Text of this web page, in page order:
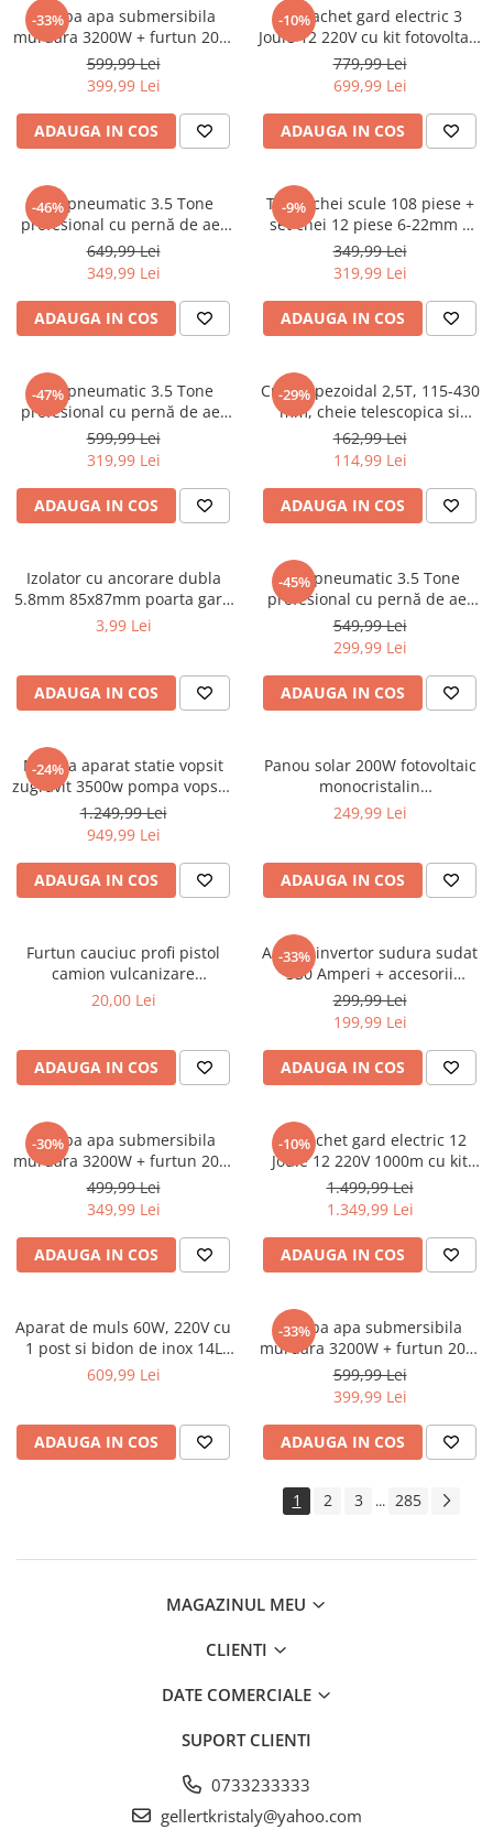
Polizoare
De banc
Polizor mini
Pompe
Prelungitoare curent
Redresoare/robot pornire/starter
Strung lemn electric
Accesorii / consumabile sudura
Aparat taiat cu plasma
Aparate sudura
Sursa lumina
Vibrator beton
Scule Atelier Auto
Accesorii / consumabile atelier
Ambreiaj
vulcanizare
Aparat sablat curatat
Blocaj distributie
Biti hex/torx/spline
Chei combinate/inelare/cu clichet
Chei tubulare
Dinamometrice
Prelungitor chei
Truse scule
Clesti auto
Compresoare auto
Dulap scule echipat si neechipat
Elevator
Extras arcuri suspensie
Extras demontat curele
Extras demontat tapiterie pini
Extras injector supape
Extras
Frana
Aerisit schimbat lichid
Pistol pneumatic
-33%
Pompa apa submersibila
murdara 3200W + furtun 20m
pompieri (CP-5501+20M)
599,99 Lei
399,99 Lei
ADAUGA IN COS
-10%
Kit pachet gard electric 3
Joule 12 220V cu kit fotovoltaic
panou solar baterie 7ah
1000m (BK87634-1000-03-7ah)
779,99 Lei
699,99 Lei
ADAUGA IN COS
-46%
Cric pneumatic 3.5 Tone
profesional cu pernă de aer
pentru vulcanizare 15-40cm
(RK-01-200)
649,99 Lei
349,99 Lei
ADAUGA IN COS
-9%
Trusa chei scule 108 piese +
set chei 12 piese 6-22mm +
set biti 41 piese (B109 + 16009
+ KD10219)
349,99 Lei
319,99 Lei
ADAUGA IN COS
-47%
Cric pneumatic 3.5 Tone
profesional cu pernă de aer
pentru vulcanizare 13.5-40cm
(TA256)
599,99 Lei
319,99 Lei
ADAUGA IN COS
-29%
Cric trapezoidal 2,5T, 115-430
mm, cheie telescopica si
accesorii incluse (KD3525)
162,99 Lei
114,99 Lei
ADAUGA IN COS
Izolator cu ancorare dubla
5.8mm 85x87mm poarta gard
electric M87Z673 DISBY77
3,99 Lei
ADAUGA IN COS
-45%
Cric pneumatic 3.5 Tone
profesional cu pernă de aer
pentru vulcanizare (KD470)
549,99 Lei
299,99 Lei
ADAUGA IN COS
-24%
Masina aparat statie vopsit
zugravit 3500w pompa vopsea
var lac lavabil 225bar 15Lmin
(KD2123)
1.249,99 Lei
949,99 Lei
ADAUGA IN COS
Panou solar 200W fotovoltaic
monocristalin
1350x765x30mm (BK87494-2)
249,99 Lei
ADAUGA IN COS
Furtun cauciuc profi pistol
camion vulcanizare
pneumatic compresor aer
20,00 Lei
ADAUGA IN COS
-33%
Aparat invertor sudura sudat
330 Amperi + accesorii
(KD1781)
299,99 Lei
199,99 Lei
ADAUGA IN COS
-30%
Pompa apa submersibila
murdara 3200W + furtun 20m
pompieri (CP-5511)
499,99 Lei
349,99 Lei
ADAUGA IN COS
-10%
Kit pachet gard electric 12
Joule 12 220V 1000m cu kit
fotovoltaic panou solar 30W
baterie 12V 12Ah cutie din
inox (BK87633-1000(-30W-
12Ah))
1.499,99 Lei
1.349,99 Lei
ADAUGA IN COS
Aparat de muls 60W, 220V cu
1 post si bidon de inox 14L
pentru capre si oi (DISGM17)
609,99 Lei
ADAUGA IN COS
-33%
Pompa apa submersibila
murdara 3200W + furtun 20m
pompieri (STPW3200+20M)
599,99 Lei
399,99 Lei
ADAUGA IN COS
1 2 3 ... 285
MAGAZINUL MEU
CLIENTI
DATE COMERCIALE
SUPORT CLIENTI
0733233333
gellertkristaly@yahoo.com